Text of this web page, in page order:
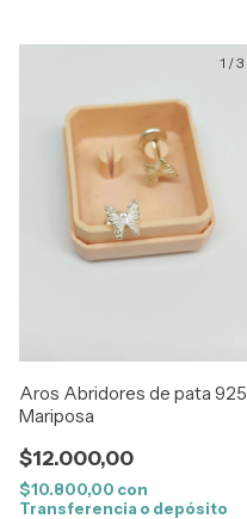
1 /3
Aros Abridores de pata 925
Mariposa
$12.000,00
$10.800,00 con
Transferencia o depósito